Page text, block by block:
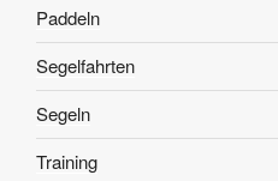
Paddeln
Segelfahrten
Segeln
Training